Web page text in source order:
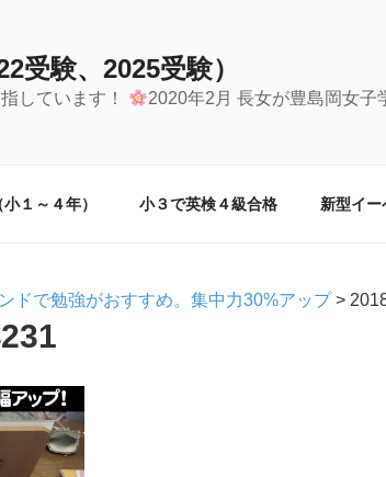
受験、2025受験）
しています！ 2020年2月 長女が豊島岡女子
１～４年） 小３で英検４級合格 新型イ
ドで勉強がおすすめ。集中力30%アップ>